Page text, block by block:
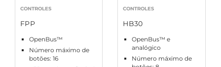
CONTROLES
FPP
OpenBus™
Número máximo de
botões: 16
CONTROLES
HB30
OpenBus™ e
analógico
Número máximo de